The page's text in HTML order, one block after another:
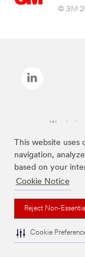
This website
navigation,
based on your
Cookie Notice
Reject Non-
Cookie
© 3M